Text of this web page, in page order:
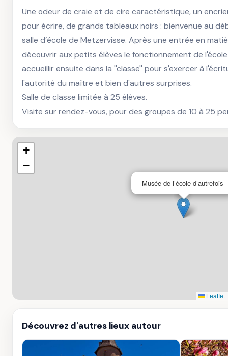
Une odeur de craie et de cire caractéristique, un
pour écrire, de grands tableaux noirs : bienvenue au
salle d’école de Metzervisse. Après une entrée en
découvrir aux petits élèves le fonctionnement de
accueillir ensuite dans la ''classe'' pour s'exercer à
l'autorité du maître et bien d'autres surprises.
Salle de classe limitée à 25 élèves.
Visite sur rendez-vous, pour des groupes de 10 à 25
Musée de l’école d’autrefois
+
−
Leaflet |
Découvrez d'autres lieux autour